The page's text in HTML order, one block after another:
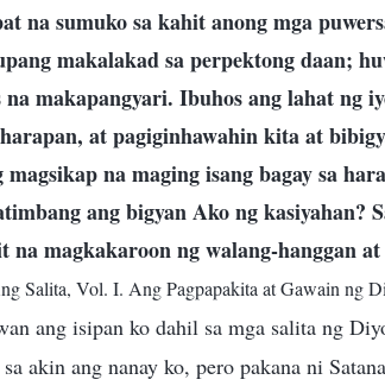
na sumuko sa kahit anong mga
makalakad sa perpektong daan;
makapangyari. Ibuhos ang lahat ng
at pagiginhawahin kita at
na maging isang bagay sa
ang bigyan Ako ng kasiyahan?
magkakaroon ng walang-hanggan
Salita, Vol. I. Ang Pagpapakita at Gawain ng
ang isipan ko dahil sa mga salita ng
akin ang nanay ko, pero pakana ni